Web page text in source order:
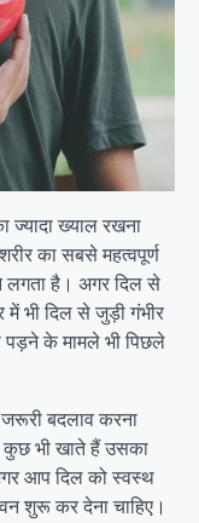
ख्याल रखना
का सबसे महत्वपूर्ण
लगता है। अगर दिल से
भी दिल से जुड़ी गंभीर
पड़ने के मामले भी पिछले
बदलाव करना
कुछ भी खाते हैं उसका
आप दिल को स्वस्थ
शुरू कर देना चाहिए।